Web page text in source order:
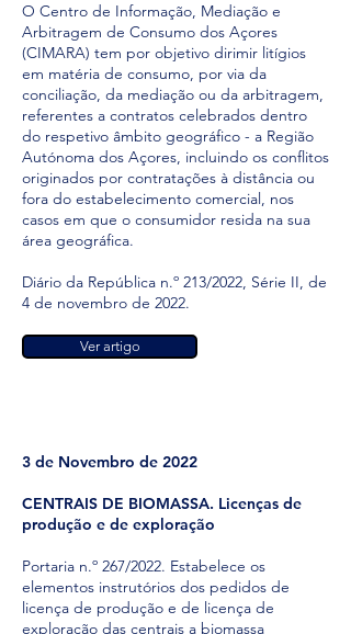
O Centro de Informação, Mediação e
Arbitragem de Consumo dos Açores
(CIMARA) tem por objetivo dirimir litígios
em matéria de consumo, por via da
conciliação, da mediação ou da arbitragem,
referentes a contratos celebrados dentro
do respetivo âmbito geográfico - a Região
Autónoma dos Açores, incluindo os conflitos
originados por contratações à distância ou
fora do estabelecimento comercial, nos
casos em que o consumidor resida na sua
área geográfica.
Diário da República n.º 213/2022, Série II, de
4 de novembro de 2022.
Ver artigo
3 de Novembro de 2022
CENTRAIS DE BIOMASSA. Licenças de
produção e de exploração
Portaria n.º 267/2022. Estabelece os
elementos instrutórios dos pedidos de
licença de produção e de licença de
exploração das centrais a biomassa